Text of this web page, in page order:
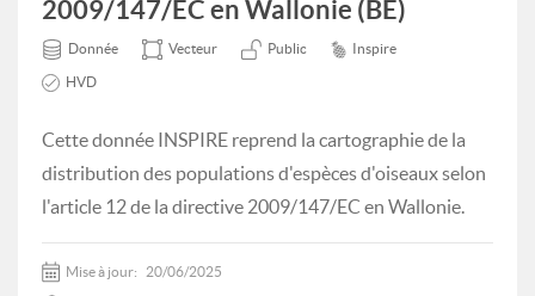
2009/147/EC en Wallonie (BE)
Donnée Vecteur Public Inspire
HVD
Cette donnée INSPIRE reprend la cartographie de la
distribution des populations d'espèces d'oiseaux selon
l'article 12 de la directive 2009/147/EC en Wallonie.
Mise à jour: 20/06/2025